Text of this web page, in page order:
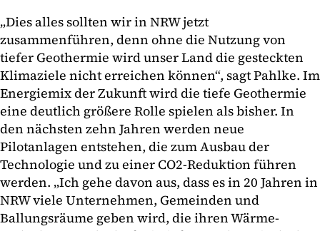
„Dies alles sollten wir in NRW jetzt
zusammenführen, denn ohne die Nutzung von
tiefer Geothermie wird unser Land die gesteckten
Klimaziele nicht erreichen können“, sagt Pahlke. Im
Energiemix der Zukunft wird die tiefe Geothermie
eine deutlich größere Rolle spielen als bisher. In
den nächsten zehn Jahren werden neue
Pilotanlagen entstehen, die zum Ausbau der
Technologie und zu einer CO2-Reduktion führen
werden. „Ich gehe davon aus, dass es in 20 Jahren in
NRW viele Unternehmen, Gemeinden und
Ballungsräume geben wird, die ihren Wärme-